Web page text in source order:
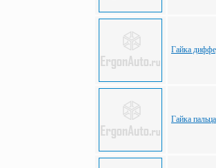
Гайка
Гайка